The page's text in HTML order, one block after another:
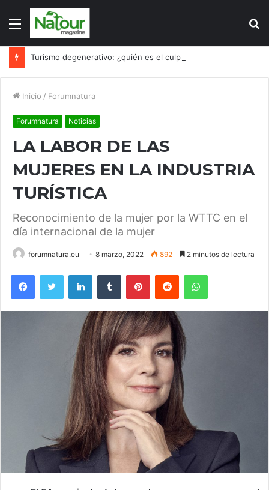
Menú
Inicio / Forumnatura
Forumnatura Noticias
LA LABOR DE LAS
MUJERES EN LA INDUSTRIA
TURÍSTICA
Reconocimiento de la mujer por la WTTC en el
día internacional de la mujer
forumnatura.eu 8 marzo, 2022 892 2 minutos de lectura
FacebookTwitter LinkedInTumblr PinterestReddit WhatsApp